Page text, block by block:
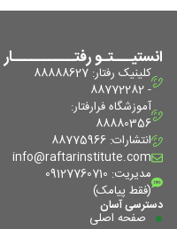
انستیـــتـو رفتــــــــــار
کلینیک رفتار: 88888627
- 88772282
آموزشگاه فرا‌رفتار:
88880356
انتشارات: 88775966
info@raftarinstitute.com
مدیریت: 09127760710
(فقط پیامک)
دسترسی آسان
صفحه اصلی